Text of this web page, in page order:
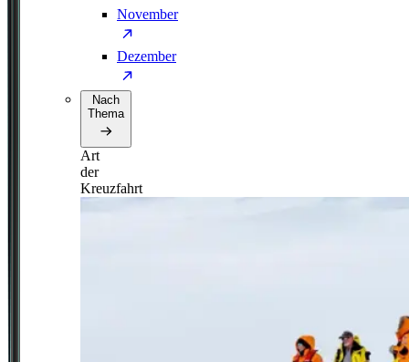
November
Dezember
Nach
Thema
Art
der
Kreuzfahrt